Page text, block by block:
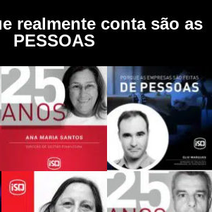
realmente conta são as
PESSOAS